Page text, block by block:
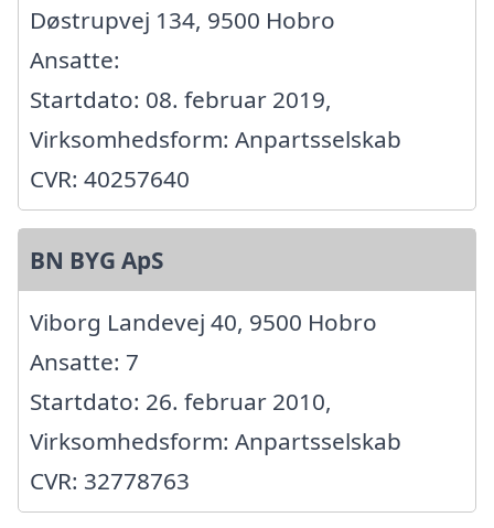
Døstrupvej 134, 9500 Hobro
Ansatte:
Startdato: 08. februar 2019,
Virksomhedsform: Anpartsselskab
CVR: 40257640
BN BYG ApS
Viborg Landevej 40, 9500 Hobro
Ansatte: 7
Startdato: 26. februar 2010,
Virksomhedsform: Anpartsselskab
CVR: 32778763